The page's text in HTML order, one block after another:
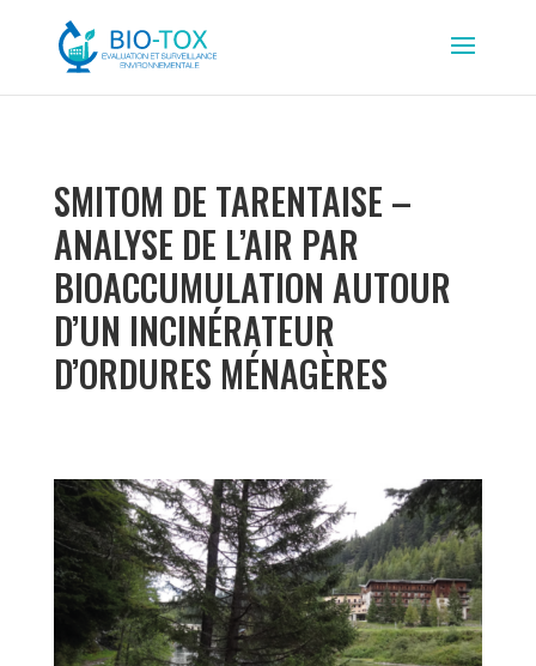
SMITOM DE TARENTAISE –
ANALYSE DE L’AIR PAR
BIOACCUMULATION AUTOUR
D’UN INCINÉRATEUR
D’ORDURES MÉNAGÈRES